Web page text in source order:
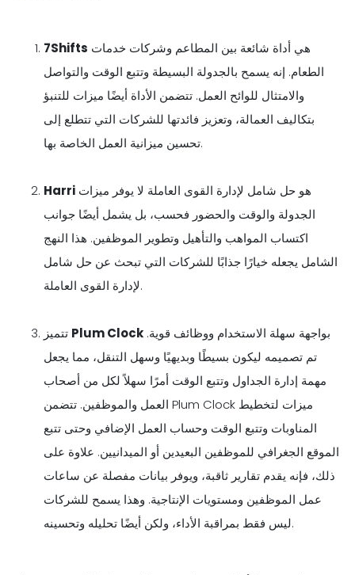
7Shifts
الطعام. إنه يسمح بالجدولة البسيطة وتتبع الوقت والتواصل
والامتثال للوائح العمل. تتضمن الأداة أيضًا ميزات للتنبؤ
بتكاليف العمالة، وتعزيز فائدتها للشركات التي تتطلع إلى
تحسين ميزانية العمل الخاصة بها.
Harri
الجدولة والوقت والحضور فحسب، بل يشمل أيضًا جوانب
اكتساب المواهب والتأهيل وتطوير الموظفين. هذا النهج
الشامل يجعله خيارًا جذابًا للشركات التي تبحث عن حل شامل
لإدارة القوى العاملة.
Plum Clock
تم تصميمه ليكون بسيطًا وبديهيًا وسهل التنقل، مما يجعل
مهمة إدارة الجداول وتتبع الوقت أمرًا سهلاً لكل من أصحاب
العمل والموظفين. تتضمن Plum Clock ميزات لتخطيط
المناوبات وتتبع الوقت وحساب العمل الإضافي وحتى تتبع
الموقع الجغرافي للموظفين البعيدين أو الميدانيين. علاوة على
ذلك، فإنه يقدم تقارير ثاقبة، ويوفر بيانات مفصلة عن ساعات
عمل الموظفين ومستويات الإنتاجية. وهذا يسمح للشركات
ليس فقط بمراقبة الأداء، ولكن أيضًا تحليله وتحسينه.